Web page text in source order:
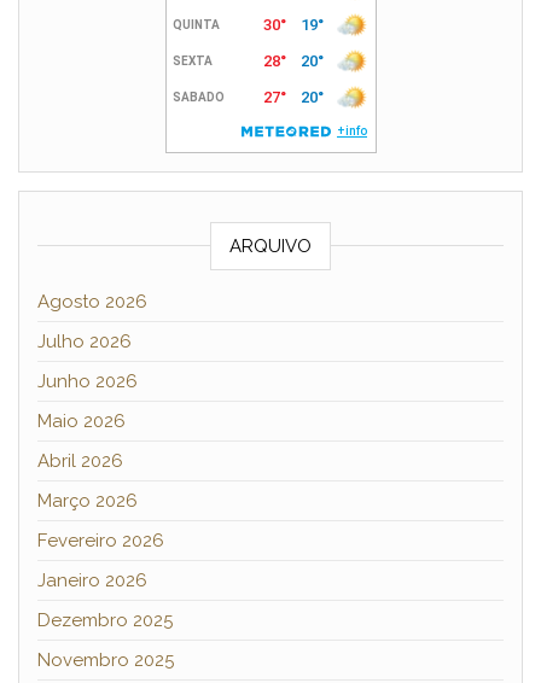
ARQUIVO
Agosto 2026
Julho 2026
Junho 2026
Maio 2026
Abril 2026
Março 2026
Fevereiro 2026
Janeiro 2026
Dezembro 2025
Novembro 2025